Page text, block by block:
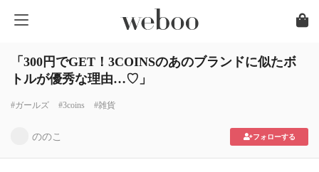
「300円でGET！3COINSのあのブランドに似たボ
トルが優秀な理由…♡」
#ガールズ #3coins #雑貨
ののこ フォローする